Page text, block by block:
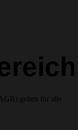
gelten für alle